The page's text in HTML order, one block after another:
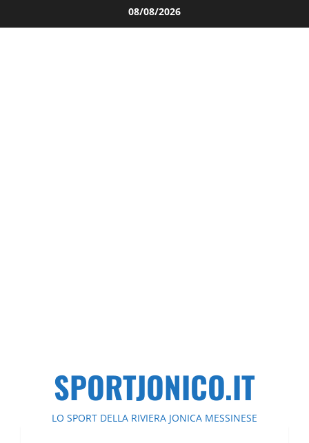
al
08/08/2026
SPORTJONICO.IT
LO SPORT DELLA RIVIERA JONICA MESSINESE